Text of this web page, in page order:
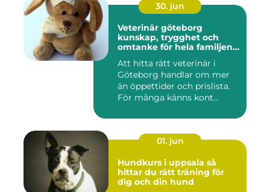
30. jun
Veterinär göteborg
kunskap, trygghet och
omtanke för hela familjens
Att hitta rätt veterinär i
Göteborg handlar om mer
än öppettider och prislista.
För många känns kont...
01. jun
Hundkurs i uppsala så
hittar du rätt träning för
dig och din hund